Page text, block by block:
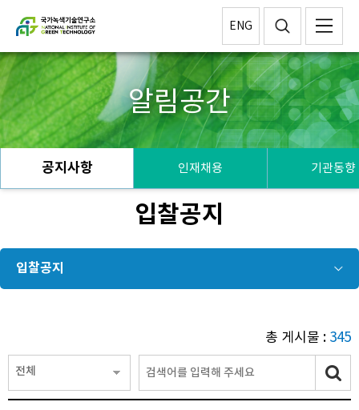
ENG
알림공간
공지사항 인재채용 기관동향
입찰공지
입찰공지
총 게시물 : 345
전체